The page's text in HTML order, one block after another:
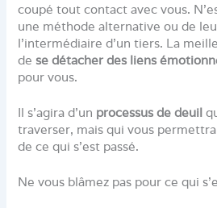
coupé tout contact avec vous.
une méthode alternative ou de
l’intermédiaire d’un tiers. La
de se détacher des liens
pour vous.
Il s’agira d’un processus de deuil
traverser, mais qui vous
de ce qui s’est passé.
Ne vous blâmez pas pour ce qui